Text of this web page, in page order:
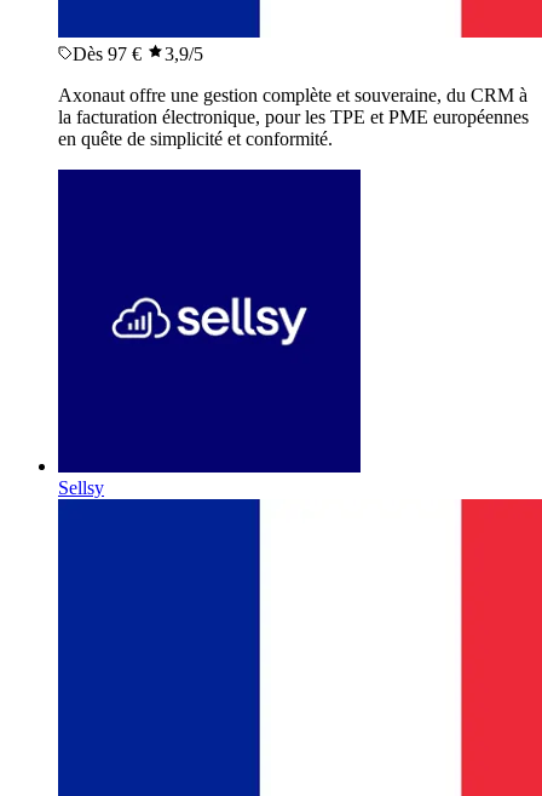
Dès 97 € 3,9/5
Axonaut offre une gestion complète et souveraine, du CRM à
la facturation électronique, pour les TPE et PME européennes
en quête de simplicité et conformité.
Sellsy